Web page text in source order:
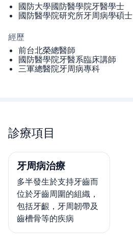
國防大學國防醫學院牙醫學士
國防醫學院研究所牙周病學碩士
經歷
前台北榮總醫師
國防醫學院牙醫系臨床講師
三軍總醫院牙周病專科
診療項目
牙周病治療
多半發生於支持牙齒而
位於牙齒周圍的組織，
包括牙齦，牙周韌帶及
齒槽骨等的疾病